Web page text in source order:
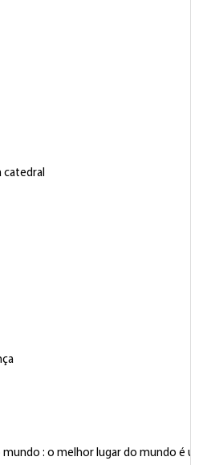
catedral
mundo : o melhor lugar do mundo é